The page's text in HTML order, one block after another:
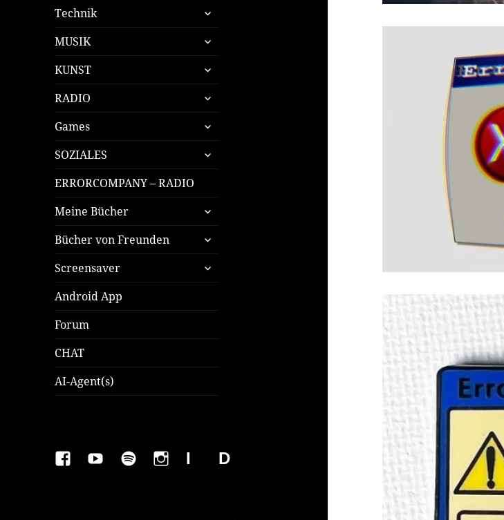
Technik
untermenü
öffnen
MUSIK
untermenü
öffnen
KUNST
untermenü
öffnen
RADIO
untermenü
öffnen
Games
untermenü
öffnen
SOZIALES
untermenü
öffnen
ERRORCOMPANY – RADIO
Meine Bücher
untermenü
öffnen
Bücher von Freunden
untermenü
öffnen
Screensaver
untermenü
öffnen
Android App
Forum
CHAT
AI-Agent(s)
FAKEBOOK
YOUTUBESPOTIFYINSTAGRAM
IMPRESSUMDatenschutzerklärung